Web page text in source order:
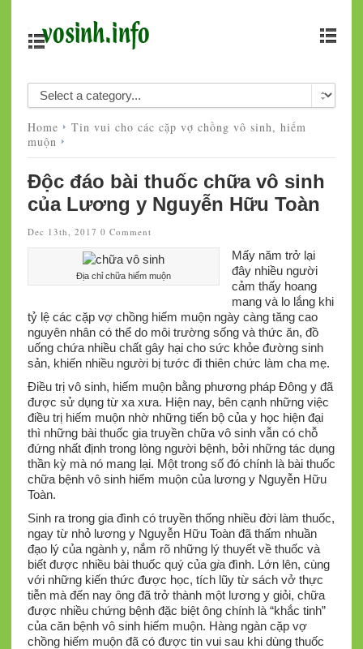
Home
Tin vui cho các cặp vợ chồng vô sinh, hiếm
muộn
Độc đáo bài thuốc chữa vô sinh
của Lương y Nguyễn Hữu Toàn
Dec 13th, 2017 0 Comment
Địa chỉ chữa hiếm muộn
Mấy năm trở lại
đây nhiều người
cảm thấy hoang
mang và lo lắng khi
tỷ lệ các cặp vợ chồng hiếm muộn ngày càng tăng cao
nguyên nhân có thể do môi trường sống và thức ăn, đồ
uống chứa nhiều chất gây hại cho sức khỏe đường sinh
sản, khiến nhiều người bị tước đi thiên chức làm cha mẹ.
Điều trị vô sinh, hiếm muộn bằng phương pháp Đông y đã
được sử dụng từ xa xưa. Hiện nay, bên cạnh những việc
điều trị hiếm muộn nhờ những tiến bộ của y học hiện đại
thì những bài thuốc gia truyền chữa vô sinh vẫn có chỗ
đứng nhất định trong lòng người bệnh, bởi những tác dụng
thần kỳ mà nó mang lại. Một trong số đó chính là bài thuốc
chữa bệnh vô sinh hiếm muộn của lương y Nguyễn Hữu
Toàn.
Sinh ra trong gia đình có truyền thống nhiều đời làm thuốc,
ngay từ nhỏ lương y Nguyễn Hữu Toàn đã thấm nhuần
đạo lý của ngành y, nắm rõ những lý thuyết về thuốc và
biết được nhiều bài thuốc quý của gia đình. Lớn lên, cùng
với những kiến thức được học, tích lũy từ sách vở thực
tiễn mà đến nay ông đã trở thành một lương y giỏi, chữa
được nhiều chứng bệnh đặc biệt ông chính là “khắc tinh”
của căn bệnh vô sinh hiếm muộn. Hàng ngàn cặp vợ
chồng hiếm muộn đã có được tin vui sau khi dùng thuốc